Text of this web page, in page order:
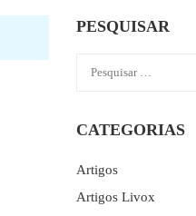
PESQUISAR
CATEGORIAS
Artigos
Artigos Livox